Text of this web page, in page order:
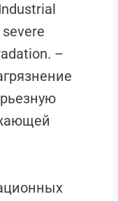
severe
–